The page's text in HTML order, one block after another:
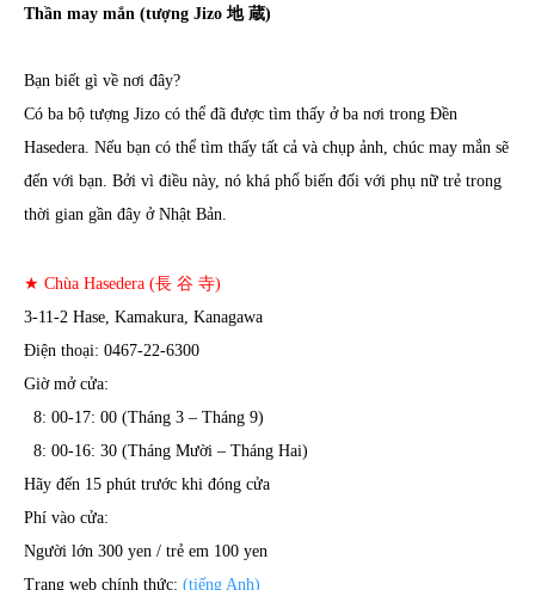
Thần may mắn (tượng Jizo 地 蔵)
Bạn biết gì về nơi đây?
Có ba bộ tượng Jizo có thể đã được tìm thấy ở ba nơi trong Đền
Hasedera. Nếu bạn có thể tìm thấy tất cả và chụp ảnh, chúc may mắn sẽ
đến với bạn. Bởi vì điều này, nó khá phổ biến đối với phụ nữ trẻ trong
thời gian gần đây ở Nhật Bản.
★ Chùa Hasedera (長 谷 寺)
3-11-2 Hase, Kamakura, Kanagawa
Điện thoại: 0467-22-6300
Giờ mở cửa:
8: 00-17: 00 (Tháng 3 – Tháng 9)
8: 00-16: 30 (Tháng Mười – Tháng Hai)
Hãy đến 15 phút trước khi đóng cửa
Phí vào cửa:
Người lớn 300 yen / trẻ em 100 yen
Trang web chính thức: (tiếng Anh)